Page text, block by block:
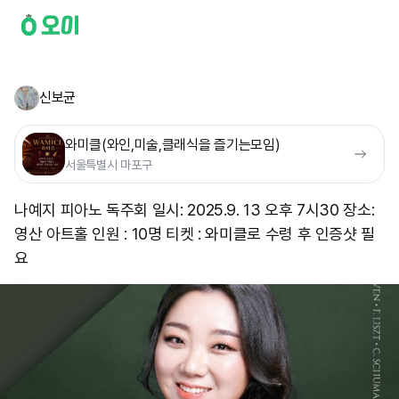
신보균
와미클(와인,미술,클래식을 즐기는모임)
서울특별시 마포구
나예지 피아노 독주회 일시: 2025.9. 13 오후 7시30 장소:
영산 아트홀 인원 : 10명 티켓 : 와미클로 수령 후 인증샷 필
요